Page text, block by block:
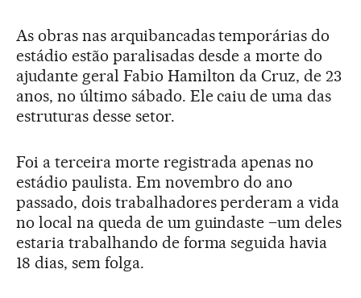
As obras nas arquibancadas temporárias do
estádio estão paralisadas desde a morte do
ajudante geral Fabio Hamilton da Cruz, de 23
anos, no último sábado. Ele caiu de uma das
estruturas desse setor.
Foi a terceira morte registrada apenas no
estádio paulista. Em novembro do ano
passado, dois trabalhadores perderam a vida
no local na queda de um guindaste –um deles
estaria trabalhando de forma seguida havia
18 dias, sem folga.